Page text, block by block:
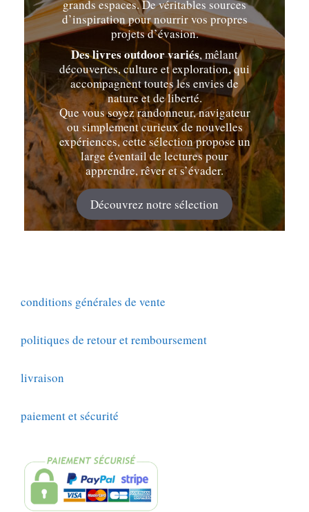
grands espaces. De véritables sources
d’inspiration pour nourrir vos propres
projets d’évasion.
Des livres outdoor variés, mêlant
découvertes, culture et exploration, qui
accompagnent toutes les envies de
nature et de liberté.
Que vous soyez randonneur, navigateur
ou simplement curieux de nouvelles
expériences, cette sélection propose un
large éventail de lectures pour
apprendre, rêver et s’évader.
Découvrez notre sélection
conditions générales de vente
politiques de retour et remboursement
livraison
paiement et sécurité